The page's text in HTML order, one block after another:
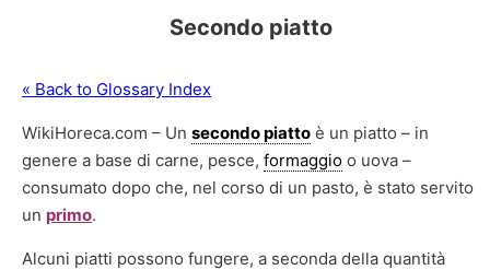
Secondo piatto
« Back to Glossary Index
WikiHoreca.com – Un secondo piatto è un piatto – in
genere a base di carne, pesce, formaggio o uova –
consumato dopo che, nel corso di un pasto, è stato servito
un primo.
Alcuni piatti possono fungere, a seconda della quantità